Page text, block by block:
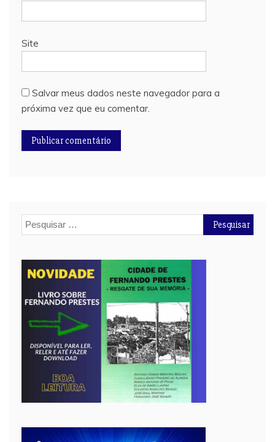
Site
Salvar meus dados neste navegador para a
próxima vez que eu comentar.
Pesquisar
por: